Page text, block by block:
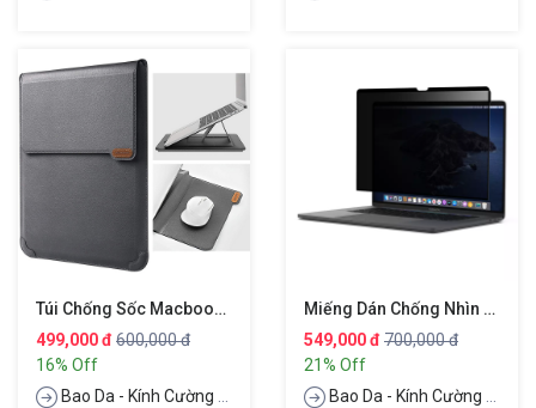
Túi Chống Sốc Macbook Laptop 14 Inch Đa Năng Kiêm Giá Đỡ & Miếng Lót Chuột Hiệu Nillkin Sleeve Case Stand Adjustable
499,000 đ 600,000 đ
16% Off
Bao Da - Kính Cường Lực
Miếng Dán Chống Nhìn Trộm Film Từ Tính Cho Macbook Pro 14 Inch Hiệu WIWU Magnetic Screen Protector Privacy
549,000 đ 700,000 đ
21% Off
Bao Da - Kính Cường Lực